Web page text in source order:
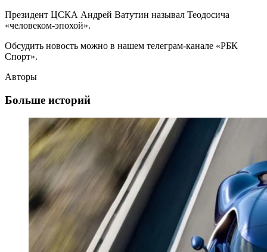
Президент ЦСКА Андрей Ватутин называл Теодосича
«человеком-эпохой».
Обсудить новость можно в нашем телеграм-канале «РБК
Спорт».
Авторы
Больше историй